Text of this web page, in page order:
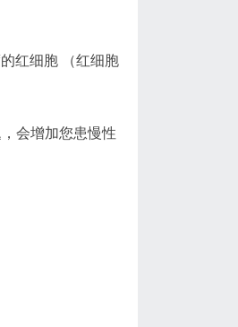
红细胞 （红细胞
会增加您患慢性